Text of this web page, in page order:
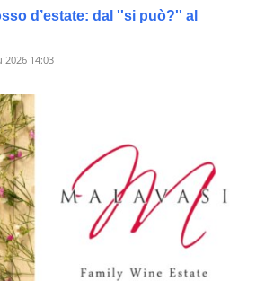
d’estate: dal ''si può?'' al
2026 14:03